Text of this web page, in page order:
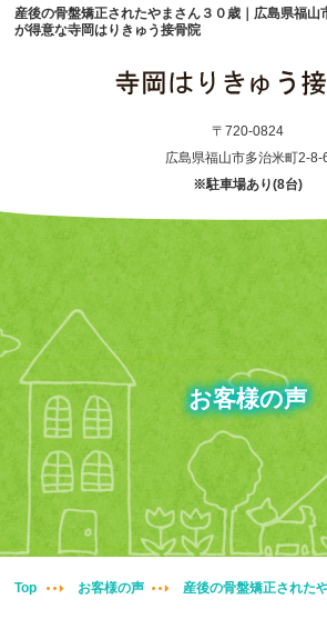
産後の骨盤矯正されたやまさん３０歳｜広島県福山
が得意な寺岡はりきゅう接骨院
〒720-0824
広島県福山市多治米町2-8-
※駐車場あり(8台)
初めての方へ
アクセス
メニュー・料金表
産後骨盤矯正
妊婦整体
お客様の声
Top お客様の声 産後の骨盤矯正された